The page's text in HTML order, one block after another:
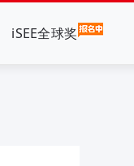
iSEE全球奖